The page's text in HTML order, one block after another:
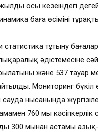
осы кезеңіндегі
баға өсімінің
статистика тұтыну
әдістемесіне
және 537 тауар
Мониторинг бүкіл
сауда нысанында
760 мың кәсіпкерлік
300 мыңнан астамы азық-